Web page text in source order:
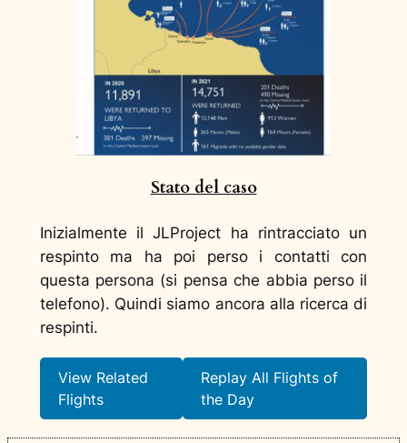
Stato del caso
Inizialmente il JLProject ha rintracciato un
respinto ma ha poi perso i contatti con
questa persona (si pensa che abbia perso il
telefono). Quindi siamo ancora alla ricerca di
respinti.
View Related
Flights
Replay All Flights of
the Day